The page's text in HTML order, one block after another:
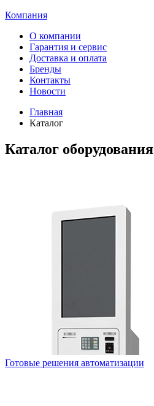
Компания
О компании
Гарантия и сервис
Доставка и оплата
Бренды
Контакты
Новости
Главная
Каталог
Каталог оборудования
Готовые решения автоматизации